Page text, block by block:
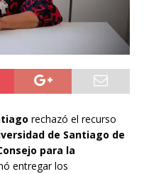
rechazó el recurso
de Santiago de
para la
entregar los